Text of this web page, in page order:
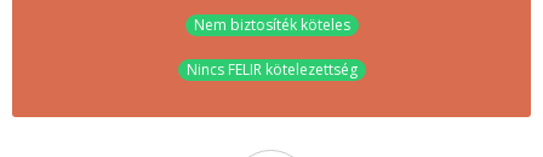
Nem biztosíték köteles
Nincs FELIR kötelezettség